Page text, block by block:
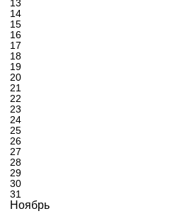
13
14
15
16
17
18
19
20
21
22
23
24
25
26
27
28
29
30
31
Ноябрь